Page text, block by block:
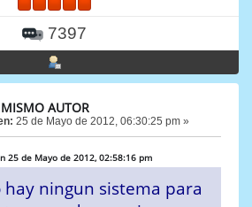
7397
AUTOR
25 de Mayo de 2012, 06:30:25 pm »
25 de Mayo de 2012, 02:58:16 pm
hay ningun sistema para